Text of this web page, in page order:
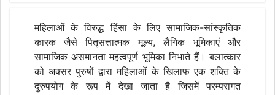
महिलाओं के विरुद्ध हिंसा के लिए सामाजिक-सांस्कृतिक
कारक जैसे पितृसत्तात्मक मूल्य, लैंगिक भूमिकाएं और
सामाजिक असमानता महत्वपूर्ण भूमिका निभाते हैं। बलात्कार
को अक्सर पुरुषों द्वारा महिलाओं के खिलाफ एक शक्ति के
दुरुपयोग के रूप में देखा जाता है जिसमें परम्परागत